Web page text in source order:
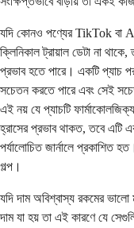
যদি কোনও পণ্যের TikTok বা
ক্লিনিকাল ট্রায়াল ডেটা না
প্রভাব হতে পারে। একটি প্যাচ
সচেতন করতে পারে এবং সেই
এই নয় যে প্যাচটি
হ্রাসের প্রভাব থাকত, তবে এটি
পর্যালোচিত জার্নালে প্রকাশিত
গল্প।
যদি দাম অবিশ্বাস্য রকমের
দাম যা হয় তা এই কারণে যে